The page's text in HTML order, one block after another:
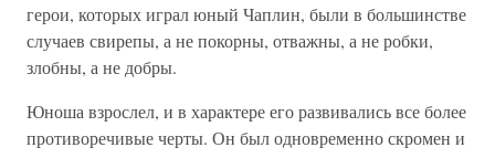
герои, которых играл юный Чаплин, были в большинстве
случаев свирепы, а не покорны, отважны, а не робки,
злобны, а не добры.
Юноша взрослел, и в характере его развивались все более
противоречивые черты. Он был одновременно скромен и